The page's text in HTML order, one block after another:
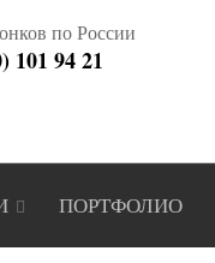
по России
101 94 21
ПОРТФОЛИО